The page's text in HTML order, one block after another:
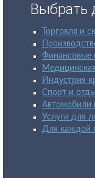
Выбрать
Торговля и
Финансовые
Индустрия
Спорт и
Автомобили
Услуги для
Для каждой